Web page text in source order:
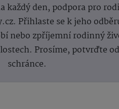
každý den, podpora pro
Přihlaste se k jeho
nebo zpříjemní rodinný
Prosíme, potvrďte
schránce.